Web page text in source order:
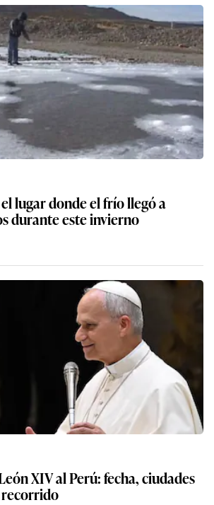
lugar donde el frío llegó a
durante este invierno
XIV al Perú: fecha, ciudades
recorrido